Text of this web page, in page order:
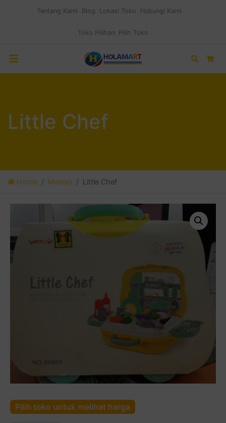
Tentang Kami Blog Lokasi Toko Hubungi Kami
Toko Pilihan: Pilih Toko
Search
Little Chef
Home Mainan Little Chef
Pilih toko untuk melihat harga